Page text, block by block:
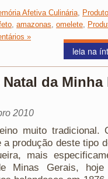
Afetiva Culinária
, amazonas, omelete,
»
leia na
da Minha
2010
muito tradicional.
produção deste tipo
mais
Minas Gerais, hoje